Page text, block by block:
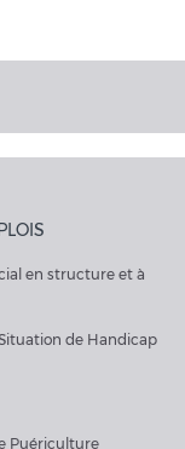
en structure et à
de Handicap
Puériculture